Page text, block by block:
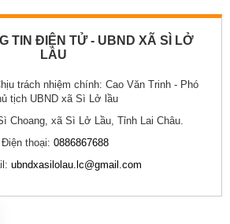
TIN ĐIỆN TỬ - UBND XÃ SÌ LỞ
LẦU
trách nhiệm chính: Cao Văn Trinh - Phó
tịch UBND xã Sì Lở lầu
Choang, xã Sì Lở Lầu, Tỉnh Lai Châu.
Điện thoại: 0886867688
ubndxasilolau.lc@gmail.com